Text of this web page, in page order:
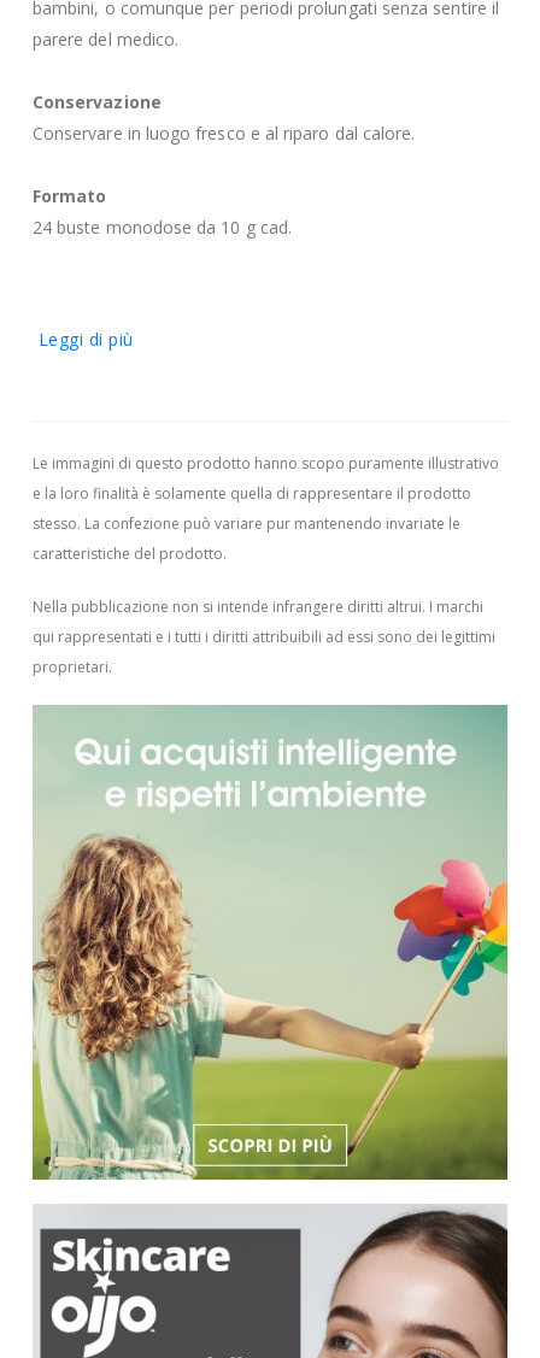
bambini, o comunque per periodi prolungati senza sentire il
parere del medico.
Conservazione
Conservare in luogo fresco e al riparo dal calore.
Formato
24 buste monodose da 10 g cad.
Leggi di più
Le immagini di questo prodotto hanno scopo puramente illustrativo
e la loro finalità è solamente quella di rappresentare il prodotto
stesso. La confezione può variare pur mantenendo invariate le
caratteristiche del prodotto.
Nella pubblicazione non si intende infrangere diritti altrui. I marchi
qui rappresentati e i tutti i diritti attribuibili ad essi sono dei legittimi
proprietari.